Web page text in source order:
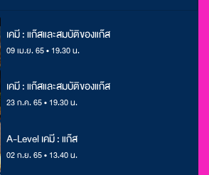
เคมี : แก๊สและสมบัติของแก๊ส
09 เม.ย. 65 • 19.30 น.
เคมี : แก๊สและสมบัติของแก๊ส
23 ก.ค. 65 • 19.30 น.
A-Level เคมี : แก๊ส
02 ก.ย. 65 • 13.40 น.